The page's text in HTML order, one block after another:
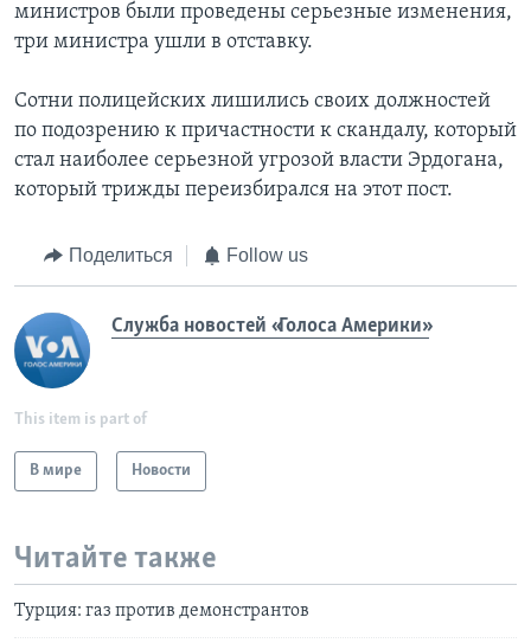
министров были проведены серьезные изменения,
три министра ушли в отставку.
Сотни полицейских лишились своих должностей
по подозрению к причастности к скандалу, который
стал наиболее серьезной угрозой власти Эрдогана,
который трижды переизбирался на этот пост.
Поделиться Follow us
Служба новостей «Голоса Америки»
This item is part of
В мире Новости
Читайте также
Турция: газ против демонстрантов